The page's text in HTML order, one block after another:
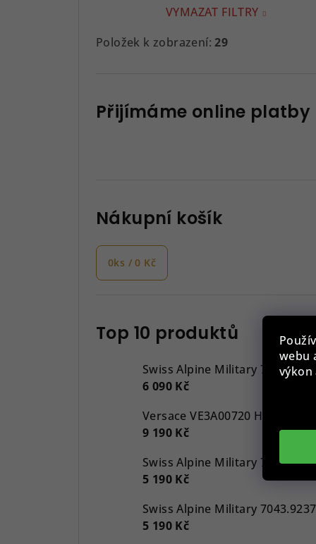
webu
výkon
VYMAZAT FILTRY
Položek k zobrazení:29
Přijímáme online platby
Nákupní košík
0ks /0 Kč
Top 10 produktů
Swiss Alpine Military 7043.9177
6 090 Kč
9 190 Kč
5 190 Kč
5 190 Kč